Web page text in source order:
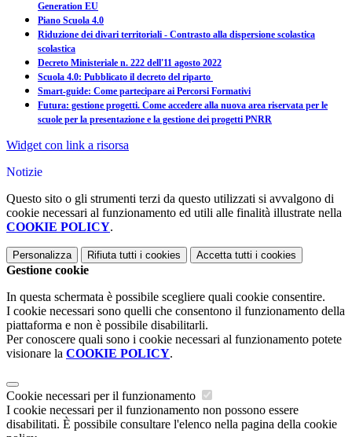
Generation EU
Piano Scuola 4.0
Riduzione dei divari territoriali - Contrasto alla dispersione scolastica
scolastica
Decreto Ministeriale n. 222 dell'11 agosto 2022
Scuola 4.0: Pubblicato il decreto del riparto
Smart-guide: Come partecipare ai Percorsi Formativi
Futura: gestione progetti. Come accedere alla nuova area riservata per le
scuole per la presentazione e la gestione dei progetti PNRR
Widget con link a risorsa
Notizie
Questo sito o gli strumenti terzi da questo utilizzati si avvalgono di
cookie necessari al funzionamento ed utili alle finalità illustrate nella
COOKIE POLICY.
Personalizza Rifiuta tutti i cookies Accetta tutti i cookies
Gestione cookie
In questa schermata è possibile scegliere quali cookie consentire.
I cookie necessari sono quelli che consentono il funzionamento della
piattaforma e non è possibile disabilitarli.
Per conoscere quali sono i cookie necessari al funzionamento potete
visionare la COOKIE POLICY.
Cookie necessari per il funzionamento
I cookie necessari per il funzionamento non possono essere
disabilitati. È possibile consultare l'elenco nella pagina della cookie